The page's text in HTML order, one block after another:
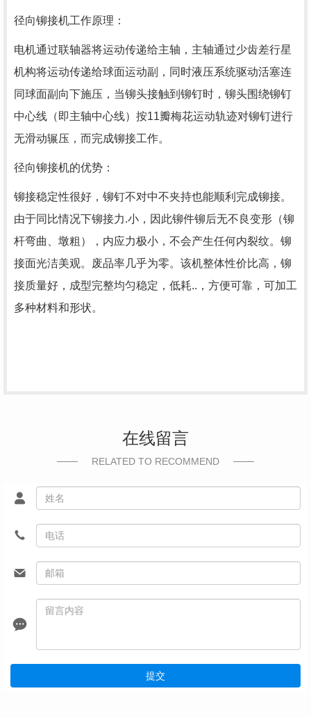
径向铆接机工作原理：
电机通过联轴器将运动传递给主轴，主轴通过少齿差行星
机构将运动传递给球面运动副，同时液压系统驱动活塞连
同球面副向下施压，当铆头接触到铆钉时，铆头围绕铆钉
中心线（即主轴中心线）按11瓣梅花运动轨迹对铆钉进行
无滑动辗压，而完成铆接工作。
径向铆接机的优势：
铆接稳定性很好，铆钉不对中不夹持也能顺利完成铆接。
由于同比情况下铆接力.小，因此铆件铆后无不良变形（铆
杆弯曲、墩粗），内应力极小，不会产生任何内裂纹。铆
接面光洁美观。废品率几乎为零。该机整体性价比高，铆
接质量好，成型完整均匀稳定，低耗..，方便可靠，可加工
多种材料和形状。
在线留言
RELATED TO RECOMMEND
提交